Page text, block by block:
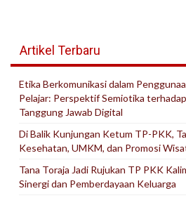
Artikel Terbaru
Etika Berkomunikasi dalam
Pelajar: Perspektif Semiotika
Tanggung Jawab Digital
Di Balik Kunjungan Ketum TP-PKK,
Kesehatan, UMKM, dan Promosi
Tana Toraja Jadi Rujukan TP PKK
Sinergi dan Pemberdayaan Keluarga